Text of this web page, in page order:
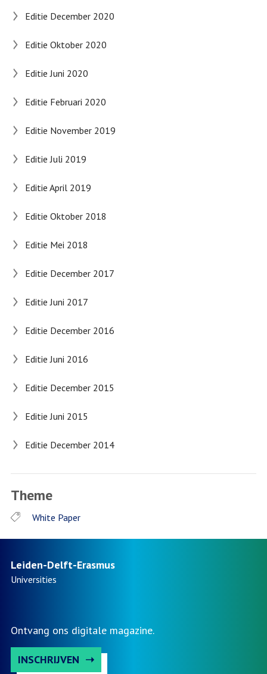
Editie December 2020
Editie Oktober 2020
Editie Juni 2020
Editie Februari 2020
Editie November 2019
Editie Juli 2019
Editie April 2019
Editie Oktober 2018
Editie Mei 2018
Editie December 2017
Editie Juni 2017
Editie December 2016
Editie Juni 2016
Editie December 2015
Editie Juni 2015
Editie December 2014
Theme
White Paper
Leiden-Delft-Erasmus
Universities
Ontvang ons digitale magazine.
INSCHRIJVEN